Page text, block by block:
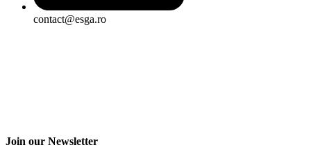
contact@esga.ro
Join our Newsletter